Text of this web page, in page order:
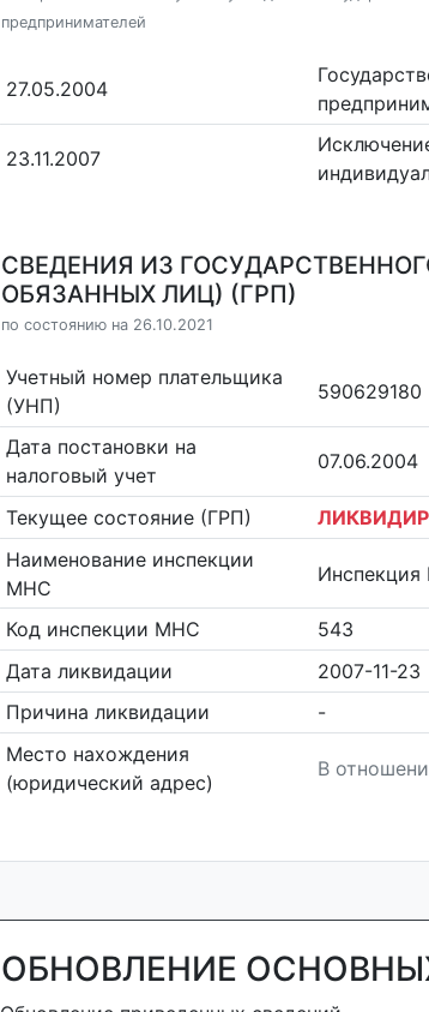
предпринимателей
27.05.2004
23.11.2007
СВЕДЕНИЯ ИЗ
ОБЯЗАННЫХ ЛИЦ) (ГРП)
по состоянию на 26.10.2021
Учетный номер плательщика
(УНП)
590629180
Дата постановки на
налоговый учет
07.06.2004
Текущее состояние (ГРП)
Наименование инспекции
МНС
Код инспекции МНС
543
Дата ликвидации
2007-11-23
Причина ликвидации
-
Место нахождения
(юридический адрес)
В
ОБНОВЛЕНИЕ